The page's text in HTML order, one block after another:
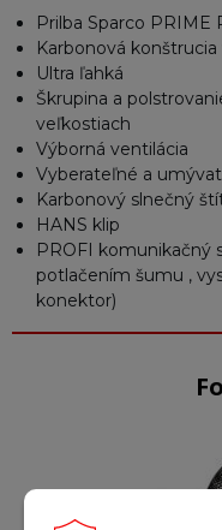
Prilba Sparco PRIME
Karbonová
Ultra ľahká
Škrupina a
veľkostiach
Výborná ventilácia
Vyberateľné a
Karbonový slnečný
HANS klip
PROFI
potlačením šumu ,
konektor)